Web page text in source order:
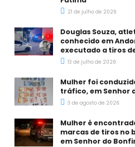
21 de julho de 2026
Douglas Souza,
conhecido em
executado a tiros
13 de julho de 2026
Mulher foi
tráfico, em Senhor
3 de agosto de 2026
Mulher é
marcas de tiros no
em Senhor do